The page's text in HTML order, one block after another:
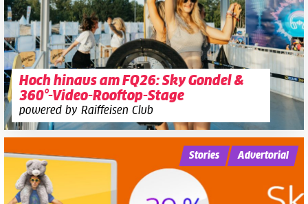
Hoch hinaus am FQ26: Sky Gondel &
360°-Video-Rooftop-Stage
powered by Raiffeisen Club
Stories Advertorial